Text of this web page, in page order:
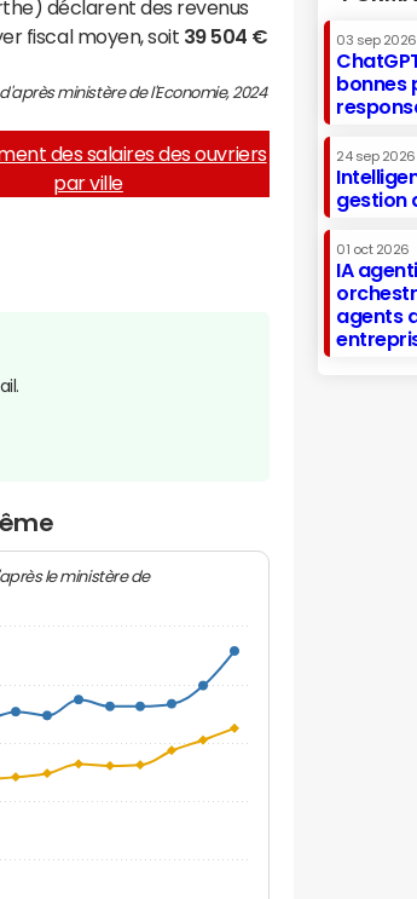
déclarent des revenus
fiscal moyen, soit 39 504 €
ministère de l'Economie, 2024
des salaires des ouvriers
par ville
le ministère de
03 sep 2026
bonnes
24 sep 2026
gestion
01 oct 2026
IA
agents